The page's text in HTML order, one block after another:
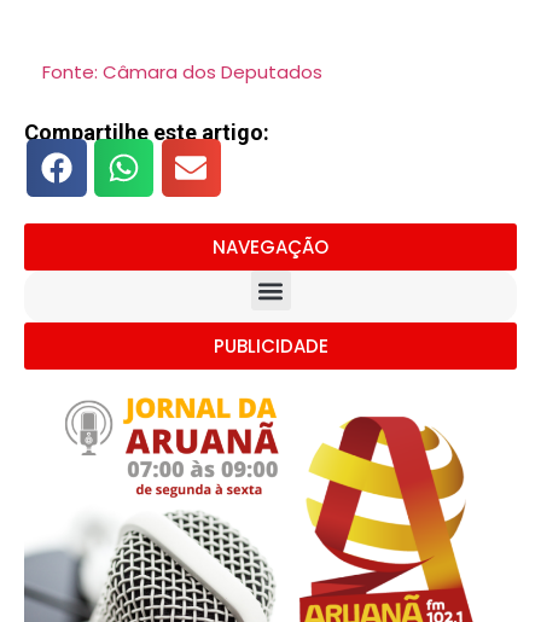
Fonte: Câmara dos Deputados
Compartilhe este artigo:
NAVEGAÇÃO
PUBLICIDADE